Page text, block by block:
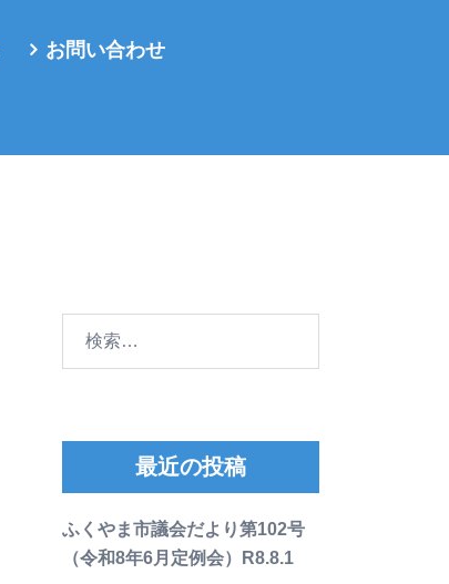
お問い合わせ
最近の投稿
ふくやま市議会だより第102号
（令和8年6月定例会）R8.8.1